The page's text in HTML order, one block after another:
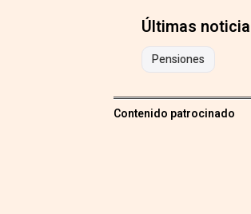
Últimas
Pensiones
Contenido patrocinado